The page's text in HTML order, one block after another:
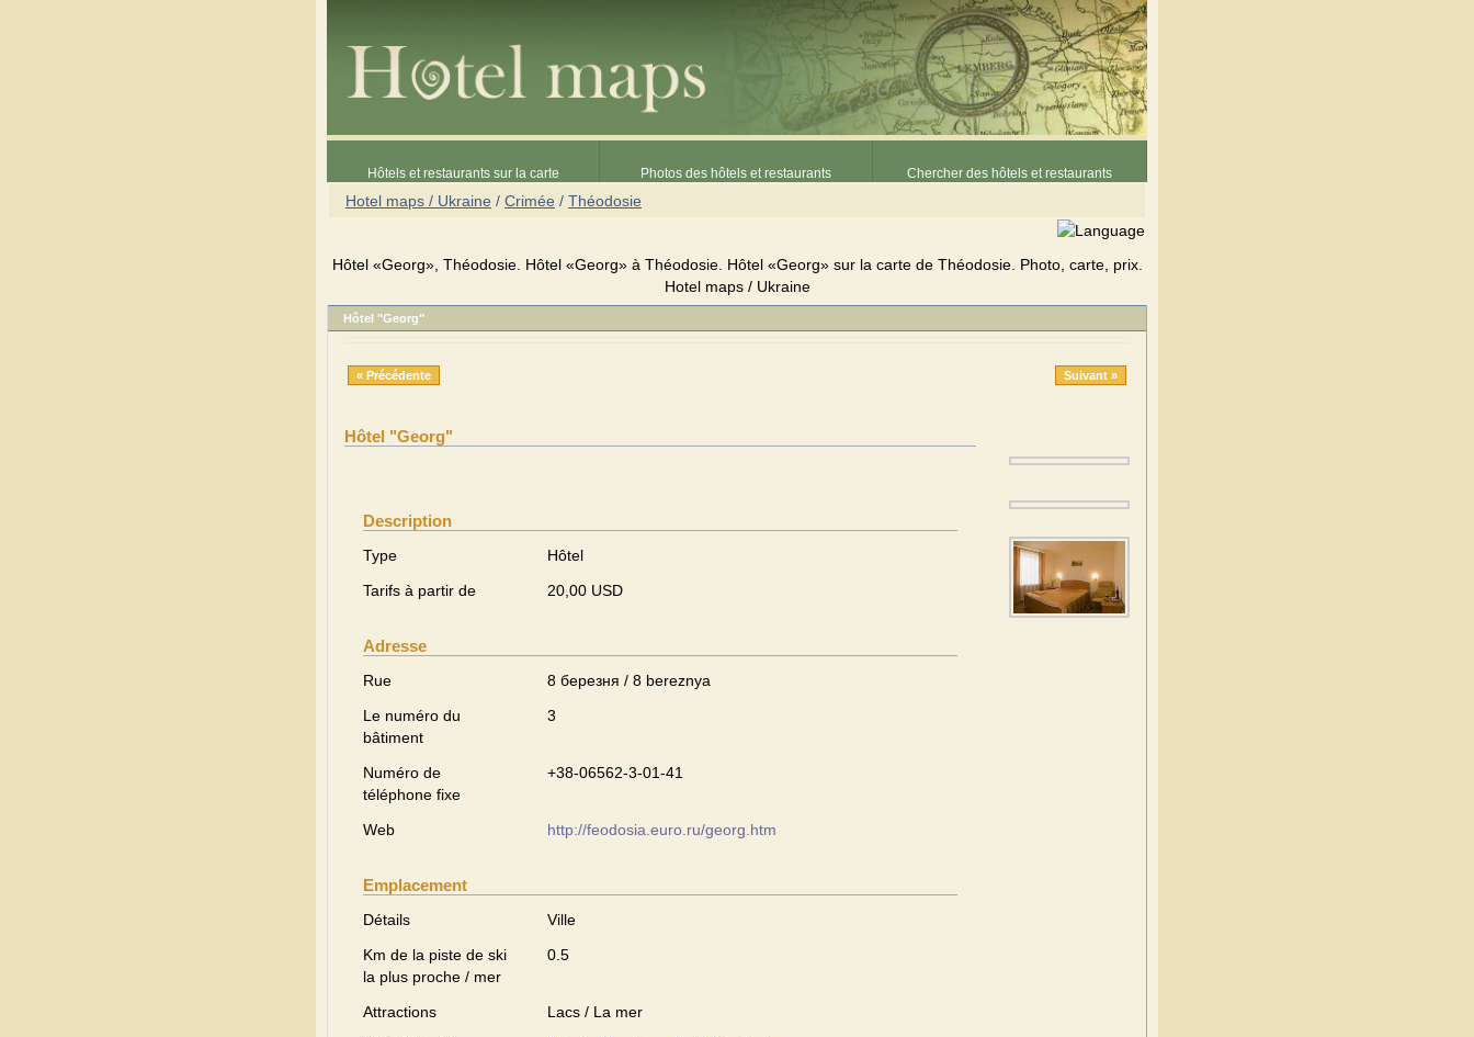
Hôtels et restaurants sur la carte Photos des hôtels et restaurants Chercher des hôtels et restaurants
Hotel maps / Ukraine / Crimée / Théodosie
Hôtel «Georg», Théodosie. Hôtel «Georg» à Théodosie. Hôtel «Georg» sur la carte de Théodosie. Photo, carte, prix.
Hotel maps / Ukraine
Hôtel "Georg"
« Précédente Suivant »
Hôtel "Georg"
Description
Type
Hôtel
Tarifs à partir de
20,00 USD
Adresse
Rue
8 березня / 8 bereznya
Le numéro du
bâtiment
3
Numéro de
téléphone fixe
+38-06562-3-01-41
Web http://feodosia.euro.ru/georg.htm
Emplacement
Détails
Ville
Km de la piste de ski
la plus proche / mer
0.5
Attractions
Lacs / La mer